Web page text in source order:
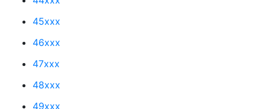
45xxx
46xxx
47xxx
48xxx
49xxx